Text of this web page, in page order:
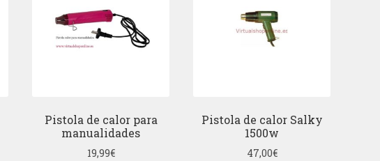
Pistola de calor para
manualidades
19,99€
Pistola de calor Salky
1500w
47,00€